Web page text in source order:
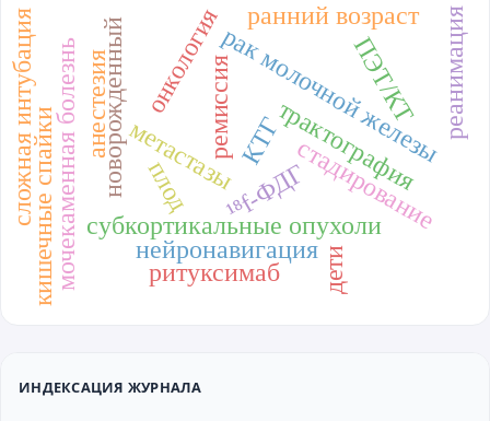
рак молочной железы
ПЭТ/КТ
¹⁸f-ФДГ
метастазы стадирование
онкология
трактография
субкортикальные опухоли
нейронавигация дети
мочекаменная болезнь
ранний возраст
кишечные спайки ритуксимаб
ремиссия
плод
новорожденный КТГ
сложная интубация анестезия реанимация
ИНДЕКСАЦИЯ ЖУРНАЛА